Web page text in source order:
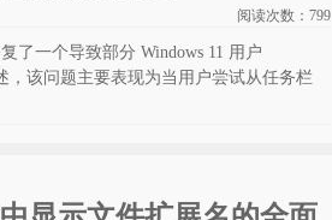
阅读次数： 799
了一个导致部分 Windows 11 用户
，该问题主要表现为当用户尝试从任务栏